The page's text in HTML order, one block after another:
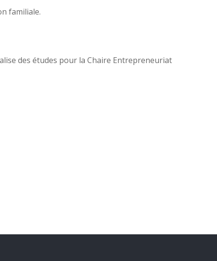
decrease
familiale.
des études pour la Chaire Entrepreneuriat